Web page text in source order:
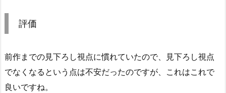
評価
前作までの見下ろし視点に慣れていたので、見下ろし視点
でなくなるという点は不安だったのですが、これはこれで
良いですね。